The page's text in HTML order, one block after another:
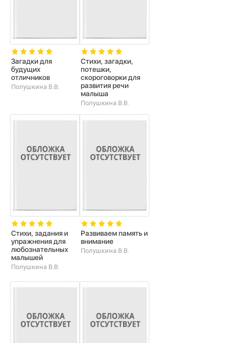
Загадки для
будущих
отличников
Полушкина В.В.
Стихи, загадки,
потешки,
скороговорки для
развития речи
малыша
Полушкина В.В.
Стихи, задания и
упражнения для
любознательных
малышей
Полушкина В.В.
Развиваем память и
внимание
Полушкина В.В.